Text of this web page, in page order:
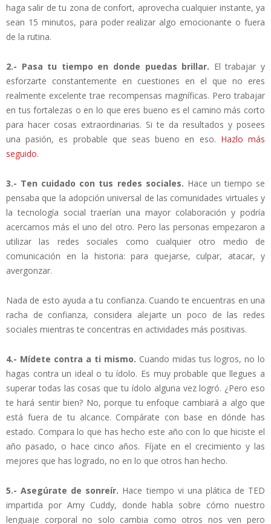
haga salir de tu zona de confort, aprovecha cualquier instante, ya
sean 15 minutos, para poder realizar algo emocionante o fuera
de la rutina.
2.- Pasa tu tiempo en donde puedas brillar. El trabajar y
esforzarte constantemente en cuestiones en el que no eres
realmente excelente trae recompensas magníficas. Pero trabajar
en tus fortalezas o en lo que eres bueno es el camino más corto
para hacer cosas extraordinarias. Si te da resultados y posees
una pasión, es probable que seas bueno en eso. Hazlo más
seguido.
3.- Ten cuidado con tus redes sociales. Hace un tiempo se
pensaba que la adopción universal de las comunidades virtuales y
la tecnología social traerían una mayor colaboración y podría
acercarnos más el uno del otro. Pero las personas empezaron a
utilizar las redes sociales como cualquier otro medio de
comunicación en la historia: para quejarse, culpar, atacar, y
avergonzar.
Nada de esto ayuda a tu confianza. Cuando te encuentras en una
racha de confianza, considera alejarte un poco de las redes
sociales mientras te concentras en actividades más positivas.
4.- Mídete contra a ti mismo. Cuando midas tus logros, no lo
hagas contra un ideal o tu ídolo. Es muy probable que llegues a
superar todas las cosas que tu ídolo alguna vez logró. ¿Pero eso
te hará sentir bien? No, porque tu enfoque cambiará a algo que
está fuera de tu alcance. Compárate con base en dónde has
estado. Compara lo que has hecho este año con lo que hiciste el
año pasado, o hace cinco años. Fíjate en el crecimiento y las
mejores que has logrado, no en lo que otros han hecho.
5.- Asegúrate de sonreír. Hace tiempo vi una plática de TED
impartida por Amy Cuddy, donde habla sobre cómo nuestro
lenguaje corporal no solo cambia como otros nos ven pero